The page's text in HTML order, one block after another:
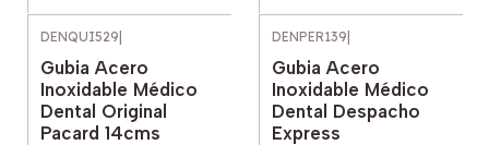
DENQUI529
Gubia Acero
Inoxidable Médico
Dental Original
Pacard 14cms
DENPER139
Gubia Acero
Inoxidable Médico
Dental Despacho
Express